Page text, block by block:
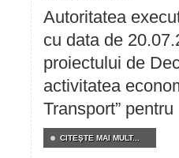
Autoritatea
cu data de
proiectului de
activitatea
Transport” pentru
CITEŞTE MAI MULT...